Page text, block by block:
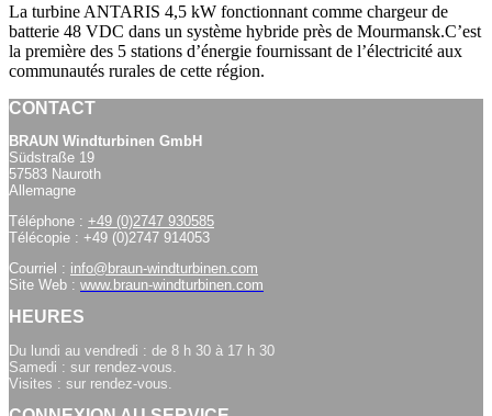
La turbine ANTARIS 4,5 kW fonctionnant comme chargeur de
batterie 48 VDC dans un système hybride près de Mourmansk.C’est
la première des 5 stations d’énergie fournissant de l’électricité aux
communautés rurales de cette région.
CONTACT
BRAUN Windturbinen GmbH
Südstraße 19
57583 Nauroth
Allemagne
Téléphone : +49 (0)2747 930585
Télécopie : +49 (0)2747 914053
Courriel : info@braun-windturbinen.com
Site Web : www.braun-windturbinen.com
HEURES
Du lundi au vendredi : de 8 h 30 à 17 h 30
Samedi : sur rendez-vous.
Visites : sur rendez-vous.